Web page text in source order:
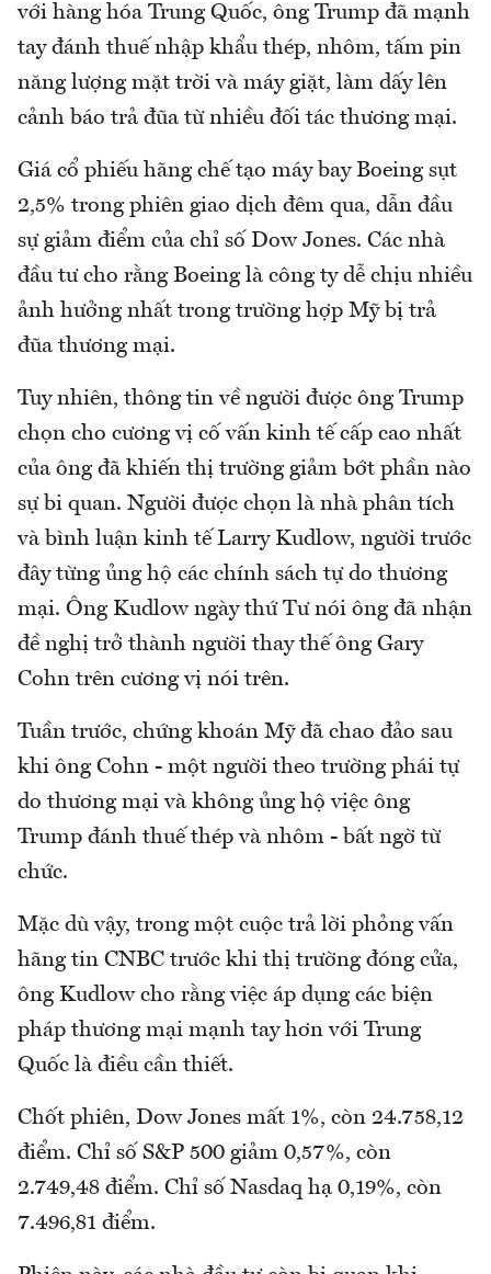
với hàng hóa Trung Quốc, ông Trump đã mạnh
tay đánh thuế nhập khẩu thép, nhôm, tấm pin
năng lượng mặt trời và máy giặt, làm dấy lên
cảnh báo trả đũa từ nhiều đối tác thương mại.
Giá cổ phiếu hãng chế tạo máy bay Boeing sụt
2,5% trong phiên giao dịch đêm qua, dẫn đầu
sự giảm điểm của chỉ số Dow Jones. Các nhà
đầu tư cho rằng Boeing là công ty dễ chịu nhiều
ảnh hưởng nhất trong trường hợp Mỹ bị trả
đũa thương mại.
Tuy nhiên, thông tin về người được ông Trump
chọn cho cương vị cố vấn kinh tế cấp cao nhất
của ông đã khiến thị trường giảm bớt phần nào
sự bi quan. Người được chọn là nhà phân tích
và bình luận kinh tế Larry Kudlow, người trước
đây từng ủng hộ các chính sách tự do thương
mại. Ông Kudlow ngày thứ Tư nói ông đã nhận
đề nghị trở thành người thay thế ông Gary
Cohn trên cương vị nói trên.
Tuần trước, chứng khoán Mỹ đã chao đảo sau
khi ông Cohn - một người theo trường phái tự
do thương mại và không ủng hộ việc ông
Trump đánh thuế thép và nhôm - bất ngờ từ
chức.
Mặc dù vậy, trong một cuộc trả lời phỏng vấn
hãng tin CNBC trước khi thị trường đóng cửa,
ông Kudlow cho rằng việc áp dụng các biện
pháp thương mại mạnh tay hơn với Trung
Quốc là điều cần thiết.
Chốt phiên, Dow Jones mất 1%, còn 24.758,12
điểm. Chỉ số S&P 500 giảm 0,57%, còn
2.749,48 điểm. Chỉ số Nasdaq hạ 0,19%, còn
7.496,81 điểm.